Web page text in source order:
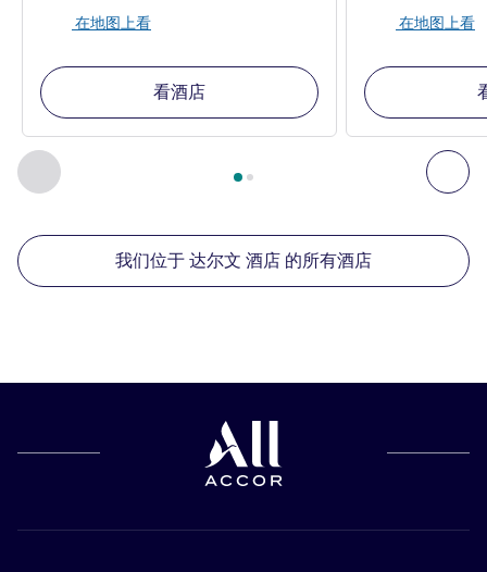
上一个 - 我们在附近的其他酒店 下
第 1页，共 , 我们在附近的其他酒店 1 :, 我们在附近的
在地图上看
看酒店
在地图上看
我们位于 达尔文 酒店 的所有酒店